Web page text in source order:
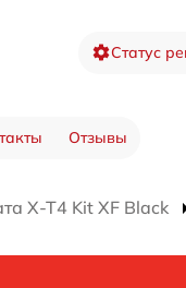
Статус
Отзывы
X-T4 Kit XF Black